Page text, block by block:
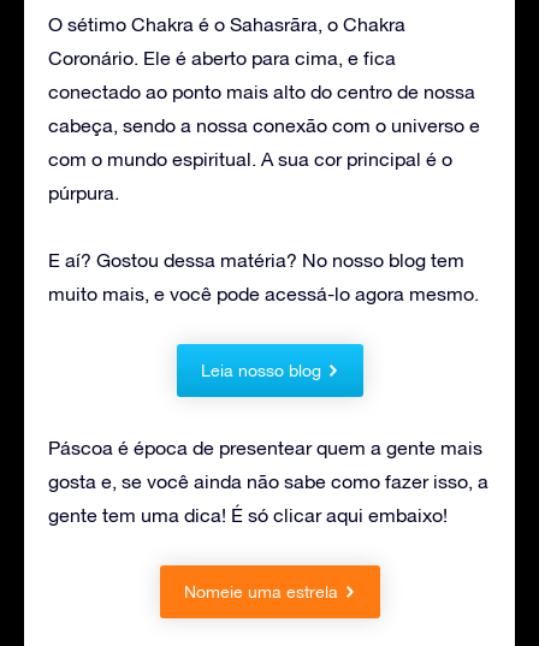
O sétimo Chakra é o Sahasrãra, o Chakra
Coronário. Ele é aberto para cima, e fica
conectado ao ponto mais alto do centro de nossa
cabeça, sendo a nossa conexão com o universo e
com o mundo espiritual. A sua cor principal é o
púrpura.
E aí? Gostou dessa matéria? No nosso blog tem
muito mais, e você pode acessá-lo agora mesmo.
Leia nosso blog
Páscoa é época de presentear quem a gente mais
gosta e, se você ainda não sabe como fazer isso, a
gente tem uma dica! É só clicar aqui embaixo!
Nomeie uma estrela